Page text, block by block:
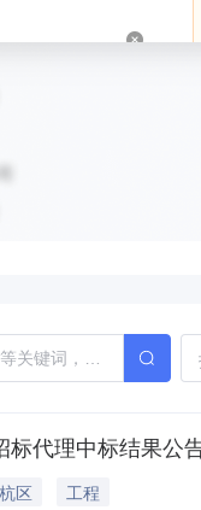
代理中标结果公
区
工程